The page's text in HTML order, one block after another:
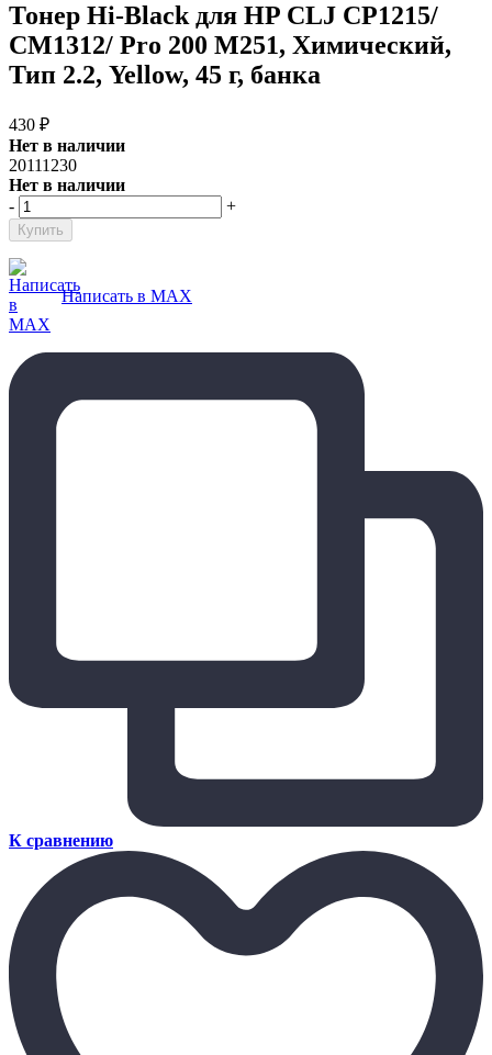
Тонер Hi-Black для HP CLJ CP1215/
CM1312/ Pro 200 M251, Химический,
Тип 2.2, Yellow, 45 г, банка
430 ₽
Нет в наличии
20111230
Нет в наличии
-
+
Написать в MAX
К сравнению